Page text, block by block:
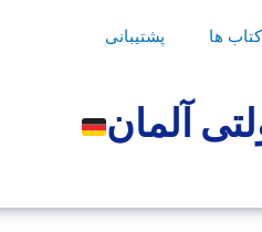
کتاب ها پشتیبانی
آلمان